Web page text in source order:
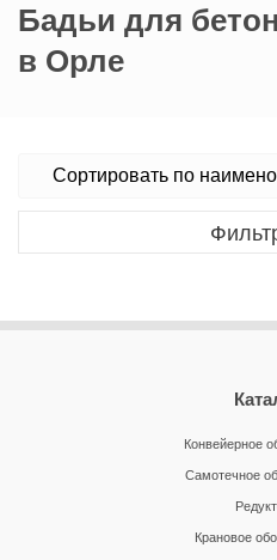
Бадьи для
в Орле
Конвейерное
Самотечное
Крановое